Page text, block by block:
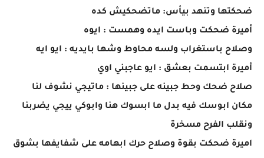
ضحكتها وتنهد بيأس: ماتضحكيش كده
أميرة ضحكت وباست ايده وهمست : ايوه
وصلاح باستغراب ولسه محاوط وشها بايديه : ايو ايه
أميرة ابتسمت بعشق : ايو عاجبني اوي
صلاح ضحك وحط جبينه على جبينها : ماتيجي نشوف لنا
مكان ابوسك فيه بدل ما ابسوك هنا وابوكي ييجي يضربنا
ونقلب الفرح مسخرة
اميرة ضحكت بقوة وصلاح حرك ابهامه على شفايفها بشوق